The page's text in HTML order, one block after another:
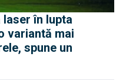
în lupta
variantă mai
spune un